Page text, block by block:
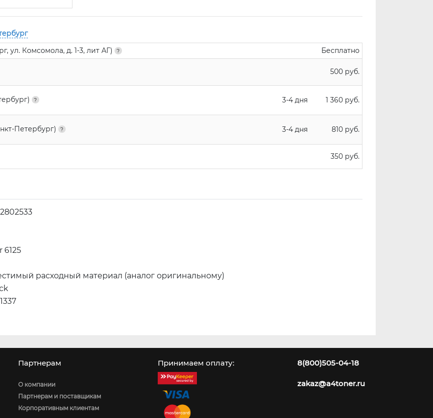
ул. Комсомола, д. 1-3, лит АГ)
Бесплатно
500 руб.
3-4 дня 1 360 руб.
Петербург) 3-4 дня 810 руб.
350 руб.
6125
расходный материал (аналог оригинальному)
Партнерам
О компании
Партнерам и поставщикам
Корпоративным клиентам
Принимаем оплату: 8(800)505-04-18
zakaz@a4toner.ru